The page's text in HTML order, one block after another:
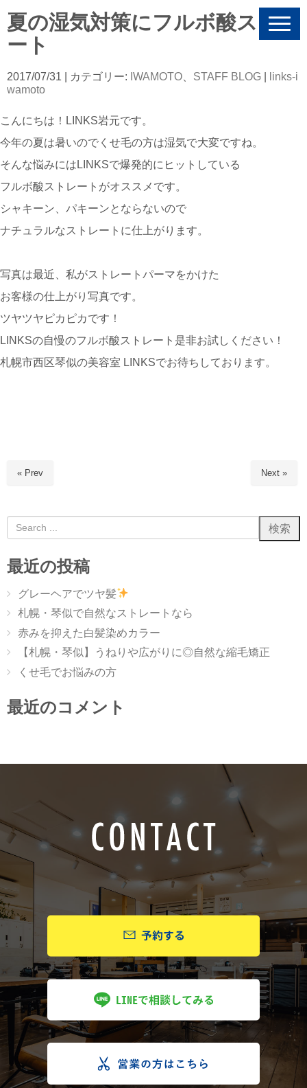
N
g
夏の湿気対策にフルボ酸ストレ
ート
2017/07/31 | カテゴリー: IWAMOTO STAFF BLOG
links-i
wamoto
こんにちは！LINKS岩元です。
今年の夏は暑いのでくせ毛の方は湿気で大変ですね。
そんな悩みにはLINKSで爆発的にヒットしている
フルボ酸ストレートがオススメです。
シャキーン、パキーンとならないので
ナチュラルなストレートに仕上がります。
写真は最近、私がストレートパーマをかけた
お客様の仕上がり写真です。
ツヤツヤピカピカです！
LINKSの自慢のフルボ酸ストレート是非お試しください！
札幌市西区琴似の美容室 LINKSでお待ちしております。
« Prev Next »
最近の投稿
グレーヘアでツヤ髪
札幌・琴似で自然なストレートなら
赤みを抑えた白髪染めカラー
【札幌・琴似】うねりや広がりに◎自然な縮毛矯正
くせ毛でお悩みの方
最近のコメント